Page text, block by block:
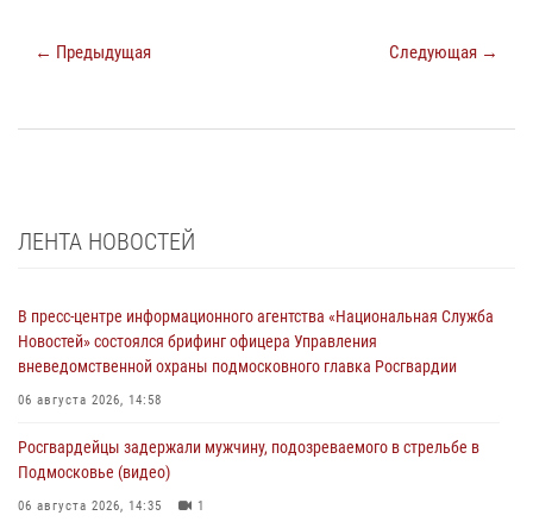
← Предыдущая Следующая →
ЛЕНТА НОВОСТЕЙ
В пресс-центре информационного агентства «Национальная Служба
Новостей» состоялся брифинг офицера Управления
вневедомственной охраны подмосковного главка Росгвардии
06 августа 2026, 14:58
Росгвардейцы задержали мужчину, подозреваемого в стрельбе в
Подмосковье (видео)
06 августа 2026, 14:35 1